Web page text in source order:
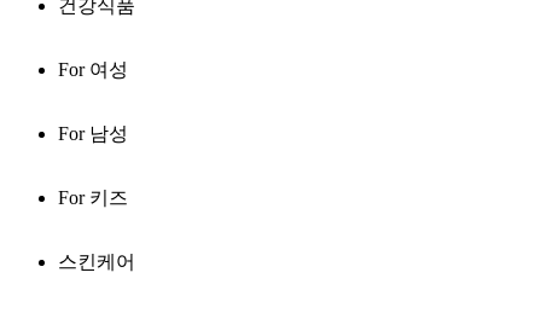
건강식품
For 여성
For 남성
For 키즈
스킨케어